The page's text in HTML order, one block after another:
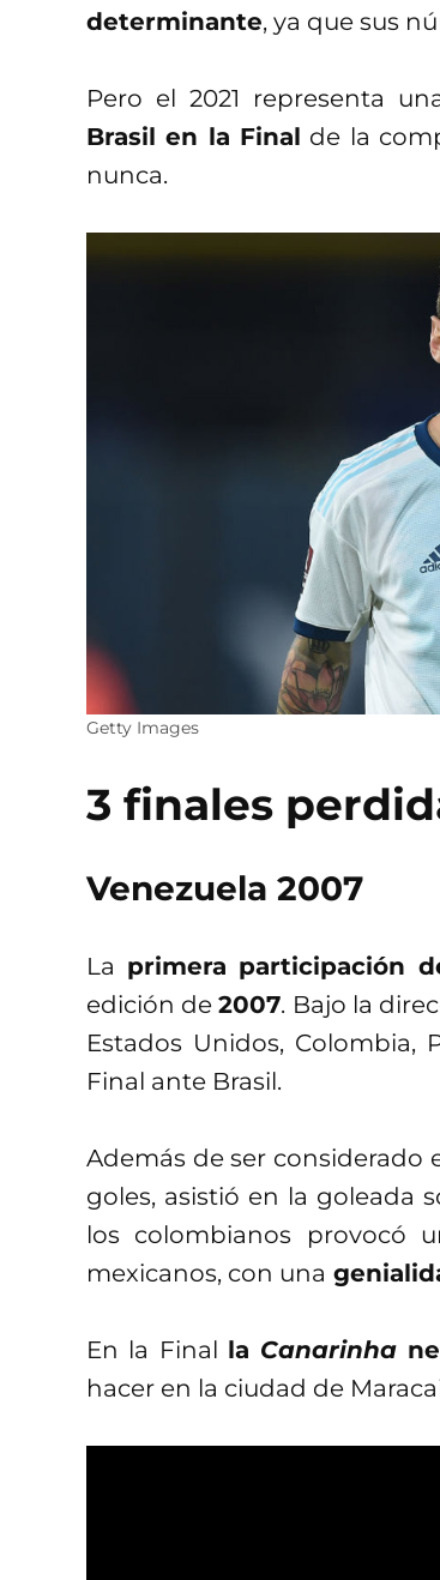
determinante, ya que sus
Pero el 2021 representa
Brasil en la Final de la
nunca.
Getty Images
3 finales
Venezuela 2007
La primera participación
edición de2007. Bajo la
Estados Unidos, Colombia,
Final ante Brasil.
Además de ser considerado
goles, asistió en la goleada
los colombianos provocó
mexicanos, con una
En la Final la Canarinha
hacer en la ciudad de